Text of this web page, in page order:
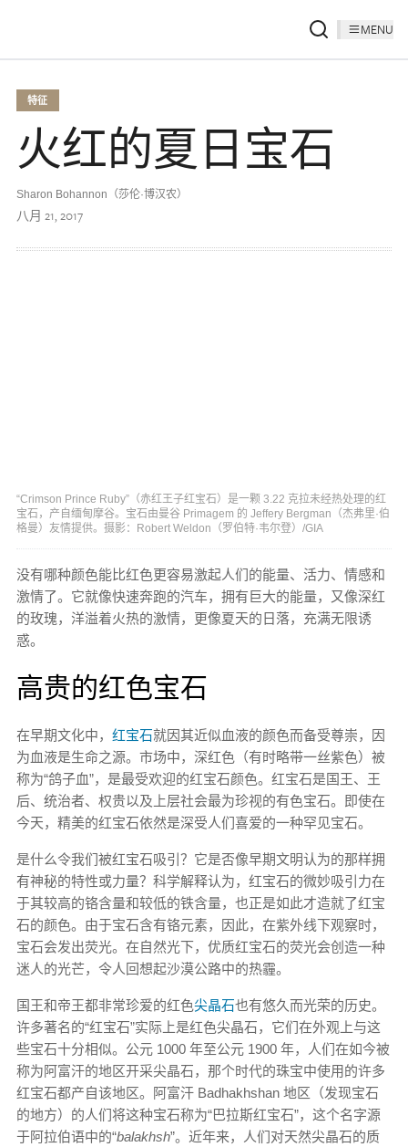
MENU
特征
火红的夏日宝石
Sharon Bohannon（莎伦·博汉农）
八月 21, 2017
“Crimson Prince Ruby”（赤红王子红宝石）是一颗 3.22 克拉未经热处理的红
宝石，产自缅甸摩谷。宝石由曼谷 Primagem 的 Jeffery Bergman（杰弗里·伯
格曼）友情提供。摄影：Robert Weldon（罗伯特·韦尔登）/GIA
没有哪种颜色能比红色更容易激起人们的能量、活力、情感和
激情了。它就像快速奔跑的汽车，拥有巨大的能量，又像深红
的玫瑰，洋溢着火热的激情，更像夏天的日落，充满无限诱
惑。
高贵的红色宝石
在早期文化中， 红宝石就因其近似血液的颜色而备受尊崇，因
为血液是生命之源。市场中，深红色（有时略带一丝紫色）被
称为“鸽子血”，是最受欢迎的红宝石颜色。红宝石是国王、王
后、统治者、权贵以及上层社会最为珍视的有色宝石。即使在
今天，精美的红宝石依然是深受人们喜爱的一种罕见宝石。
是什么令我们被红宝石吸引？它是否像早期文明认为的那样拥
有神秘的特性或力量？科学解释认为，红宝石的微妙吸引力在
于其较高的铬含量和较低的铁含量，也正是如此才造就了红宝
石的颜色。由于宝石含有铬元素，因此，在紫外线下观察时，
宝石会发出荧光。在自然光下，优质红宝石的荧光会创造一种
迷人的光芒，令人回想起沙漠公路中的热霾。
国王和帝王都非常珍爱的红色尖晶石也有悠久而光荣的历史。
许多著名的“红宝石”实际上是红色尖晶石，它们在外观上与这
些宝石十分相似。公元 1000 年至公元 1900 年，人们在如今被
称为阿富汗的地区开采尖晶石，那个时代的珠宝中使用的许多
红宝石都产自该地区。阿富汗 Badhakhshan 地区（发现宝石
的地方）的人们将这种宝石称为“巴拉斯红宝石”，这个名字源
于阿拉伯语中的“balakhsh”。近年来，人们对天然尖晶石的质